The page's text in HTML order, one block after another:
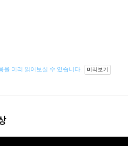
을 미리 읽어보실 수 있습니다. 미리보기